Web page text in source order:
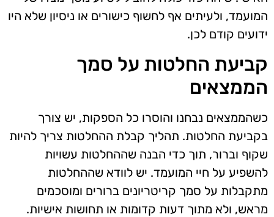
המועמד, ולעיתים אף לחשוף כישורים או ניסיון שלא היו
ידועים קודם לכן.
קביעת החלטות על סמך
הממצאים
כשהממצאים נבחנו והוסרו כל הספקות, יש צורך
בקביעת החלטות. תהליך קבלת ההחלטות צריך להיות
שקוף וברור, תוך כדי הבנה שההחלטות עשויות
להשפיע על חיי המועמד. יש לוודא שההחלטות
מתקבלות על סמך קריטריונים ברורים ומוסכמים
מראש, ולא מתוך דעות קדומות או תחושות אישיות.